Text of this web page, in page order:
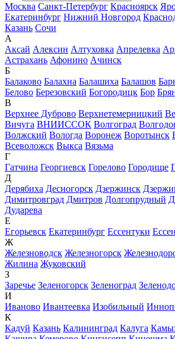
Москва Санкт-Петербург Красноярск
Екатеринбург Нижний Новгород
Казань Сочи
А
Аксай Алексин Алтуховка Апрелевка
Астрахань Афонино Ачинск
Б
Балаково Балахна Балашиха Балашов
Белово Березовский Богородицк Бор
В
Верхнее Дуброво Верхнетемерницкий
Вичуга ВНИИССОК Волгоград
Волжский Вологда Воронеж Воротынск
Всеволожск Выкса Вязьма
Г
Гатчина Георгиевск Горелово Городище
Д
Дерябиха Десногорск Дзержинск
Димитровград Дмитров Долгопрудный
Дударева
Е
Егорьевск Екатеринбург Ессентуки
Ж
Железноводск Железногорск
Жилина Жуковский
З
Заречье Зеленогорск Зеленоград
И
Иваново Ивантеевка Изобильный
К
Кадуй Казань Калининград Калуга